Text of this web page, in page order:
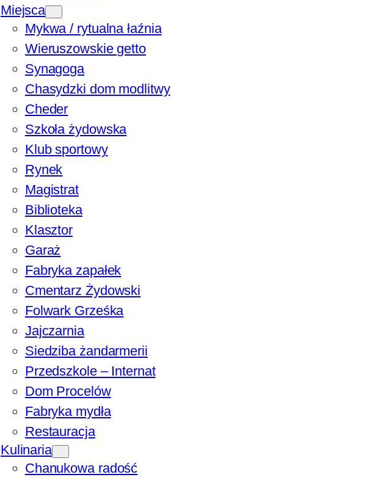
Miejsca
Mykwa / rytualna łaźnia
Wieruszowskie getto
Synagoga
Chasydzki dom modlitwy
Cheder
Szkoła żydowska
Klub sportowy
Rynek
Magistrat
Biblioteka
Klasztor
Garaż
Fabryka zapałek
Cmentarz Żydowski
Folwark Grześka
Jajczarnia
Siedziba żandarmerii
Przedszkole – Internat
Dom Procelów
Fabryka mydła
Restauracja
Kulinaria
Chanukowa radość